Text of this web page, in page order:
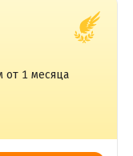
от 1 месяца